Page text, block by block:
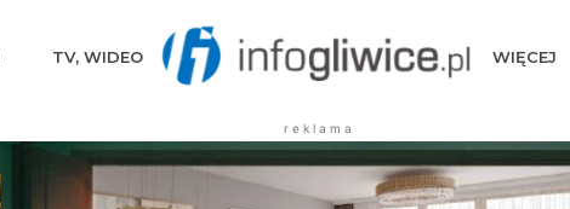
TV, WIDEO WIĘCEJ
r e k l a m a